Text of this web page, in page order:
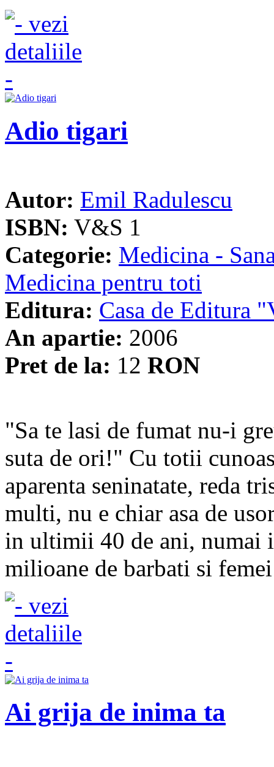
Adio tigari
Autor: Emil Radulescu
ISBN: V&S 1
Categorie: Medicina -
Medicina pentru toti
Editura: Casa de Editura
An apartie: 2006
Pret de la: 12 RON
"Sa te lasi de fumat nu-i
suta de ori!" Cu totii
aparenta seninatate, reda
multi, nu e chiar asa de
in ultimii 40 de ani, numai
milioane de barbati si
Ai grija de inima ta